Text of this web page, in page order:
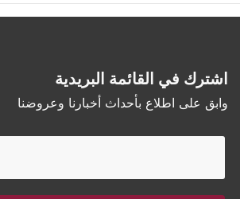
اشترك في القائمة البريدية
وابق على اطلاع بأحداث أخبارنا وعروضنا